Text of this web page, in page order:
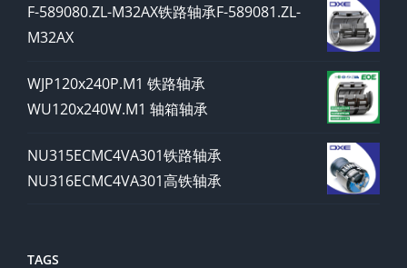
F-589080.ZL-M32AX铁路轴承F-589081.ZL-
M32AX
WJP120x240P.M1 铁路轴承
WU120x240W.M1 轴箱轴承
NU315ECMC4VA301铁路轴承
NU316ECMC4VA301高铁轴承
TAGS